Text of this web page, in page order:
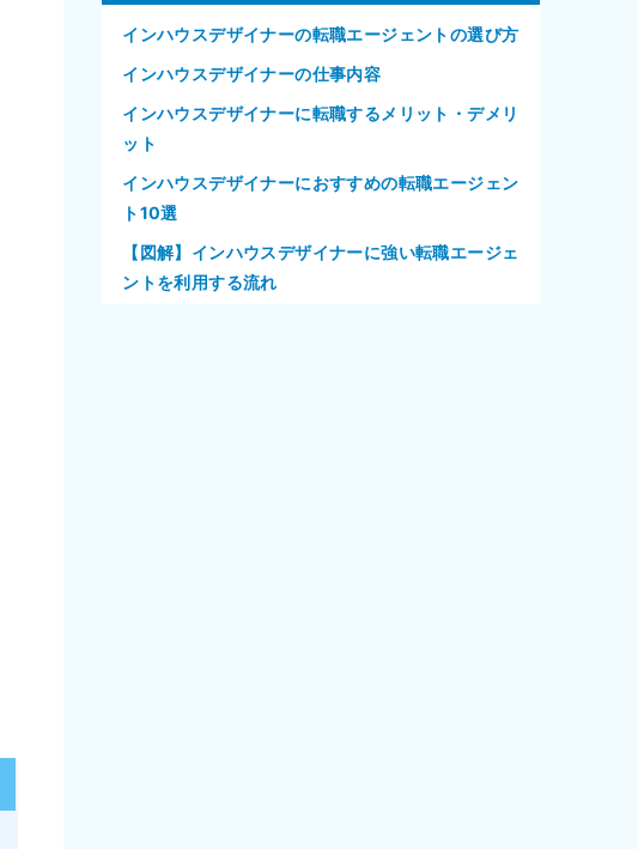
インハウスデザイナーの転職エージェントの選び方
インハウスデザイナーの仕事内容
インハウスデザイナーに転職するメリット・デメリ
ット
インハウスデザイナーにおすすめの転職エージェン
ト10選
【図解】インハウスデザイナーに強い転職エージェ
ントを利用する流れ